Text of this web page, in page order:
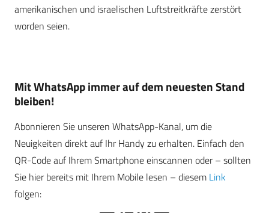
amerikanischen und israelischen Luftstreitkräfte zerstört
worden seien.
Mit WhatsApp immer auf dem neuesten Stand
bleiben!
Abonnieren Sie unseren WhatsApp-Kanal, um die
Neuigkeiten direkt auf Ihr Handy zu erhalten. Einfach den
QR-Code auf Ihrem Smartphone einscannen oder – sollten
Sie hier bereits mit Ihrem Mobile lesen – diesem Link
folgen: